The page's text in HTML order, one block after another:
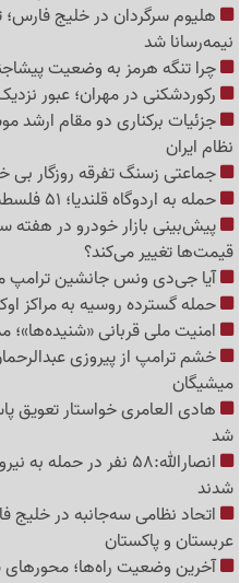
هلیوم سرگردان در خلیج
نیمه‌رسانا شد
چرا تنگه هرمز به وضعیت
رکوردشکنی در مهران؛ عبور نزدیک به 3 میلیون زائر از
جزئیات برکناری دو مقام
نظام ایران
جماعتی زسنگ تفرقه روزگار بی
حمله به اردوگاه قلندیا؛ 51 فلسطینی زخمی و بیش از 70 بازداشتی
قیمت‌ها تغییر می‌کند؟
آیا جی‌دی ونس جانشین ترامپ
حمله گسترده روسیه به مراکز اوکراین؛ 155 هدف
امنیت ملی قربانی
خشم ترامپ از پیروزی
میشیگان
هادی العامری خواستار تعویق
شد
انصارالله:58 نفر در
شدند
اتحاد نظامی سه‌جانبه در خلیج
عربستان و پاکستان
آخرین وضعیت راه‌ها؛